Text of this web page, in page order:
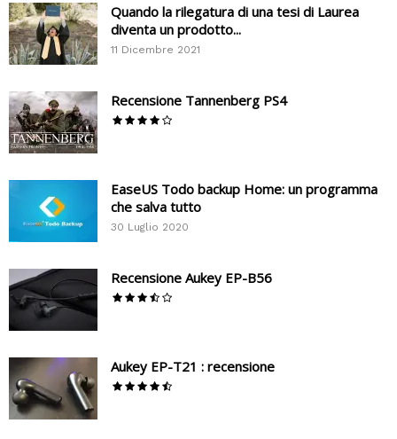
Quando la rilegatura di una tesi di Laurea
diventa un prodotto...
11 Dicembre 2021
Recensione Tannenberg PS4
EaseUS Todo backup Home: un programma
che salva tutto
30 Luglio 2020
Recensione Aukey EP-B56
Aukey EP-T21 : recensione